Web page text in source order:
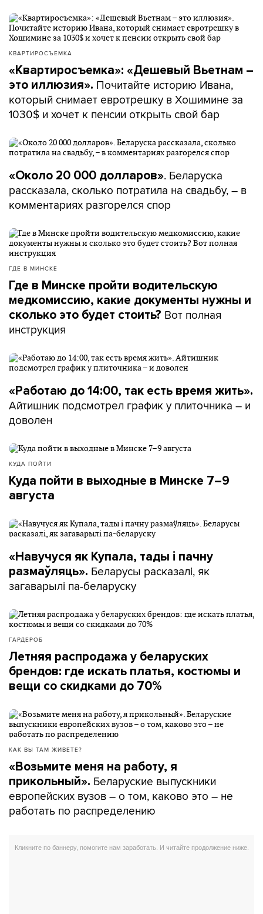
КВАРТИРОСЪЕМКА
«Квартиросъемка»: «Дешевый Вьетнам –
это иллюзия». Почитайте историю Ивана,
который снимает евротрешку в Хошимине за
1030$ и хочет к пенсии открыть свой бар
«Около 20 000 долларов». Беларуска
рассказала, сколько потратила на свадьбу, – в
комментариях разгорелся спор
ГДЕ В МИНСКЕ
Где в Минске пройти водительскую
медкомиссию, какие документы нужны и
сколько это будет стоить? Вот полная
инструкция
«Работаю до 14:00, так есть время жить».
Айтишник подсмотрел график у плиточника – и
доволен
КУДА ПОЙТИ
Куда пойти в выходные в Минске 7–9
августа
«Навучуся як Купала, тады і пачну
размаўляць». Беларусы расказалі, як
загаварылі па-беларуску
ГАРДЕРОБ
Летняя распродажа у беларуских
брендов: где искать платья, костюмы и
вещи со скидками до 70%
КАК ВЫ ТАМ ЖИВЕТЕ?
«Возьмите меня на работу, я
прикольный». Беларуские выпускники
европейских вузов – о том, каково это – не
работать по распределению